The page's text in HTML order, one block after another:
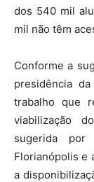
dos 540 mil
mil não têm
Conforme a
presidência
trabalho que
viabilização
sugerida
Florianópolis e
a